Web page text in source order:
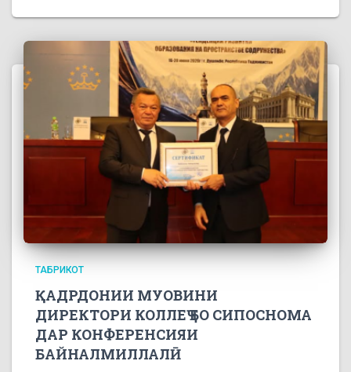
ТАБРИКОТ
ҚАДРДОНИИ МУОВИНИ
ДИРЕКТОРИ КОЛЛЕҶ БО СИПОСНОМА
ДАР КОНФЕРЕНСИЯИ
БАЙНАЛМИЛЛАЛӢ